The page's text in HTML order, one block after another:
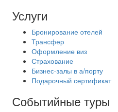
Услуги
Бронирование отелей
Трансфер
Оформление виз
Страхование
Бизнес-залы в а/порту
Подарочный сертификат
Событийные туры